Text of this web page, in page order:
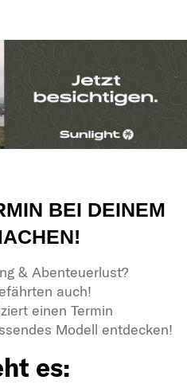
BEI DEINEM
& Abenteuerlust?
auch!
einen Termin
Modell entdecken!
es: